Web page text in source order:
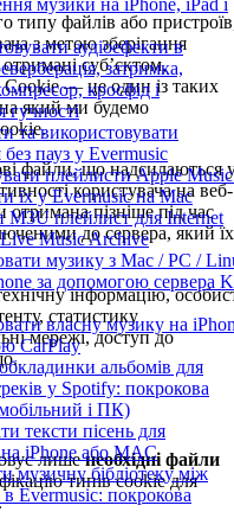
музики на iPhone, iPad і
аудіоефекти в
затримка,
кросфід і
гучності
та використовувати
без пауз у Evermusic
плейлисти Apple Music
їх у Evermusic на Mac
M3U плейлист для Internet
Music Archive
музику з Mac / PC /
за допомогою сервера
власну музику на
CarPlay
альбомів для
у Spotify: покрокова
і ПК)
тексти пісень для
на iPhone або MAC
музичну бібліотеку між
Evermusic: покрокова
типу файлів або
з метою зберігання
суб’єктом,
Cookie — це один із таких
який ми будемо
файли, що надсилаються
користувача на веб-
отримана пізніше під час
до сервера, який їх
інформацію,
статистику
мережі, доступ до
лишенеобхідні файли
типів cookie для